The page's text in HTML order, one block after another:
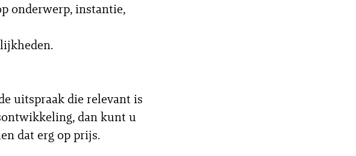
onderwerp, instantie,
uitspraak die relevant is
dan kunt u
dat erg op prijs.